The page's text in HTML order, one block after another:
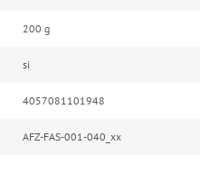
200 g
si
4057081101948
AFZ-FAS-001-040_xx